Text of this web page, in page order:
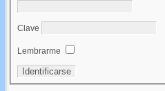
Clave
Lembrarme